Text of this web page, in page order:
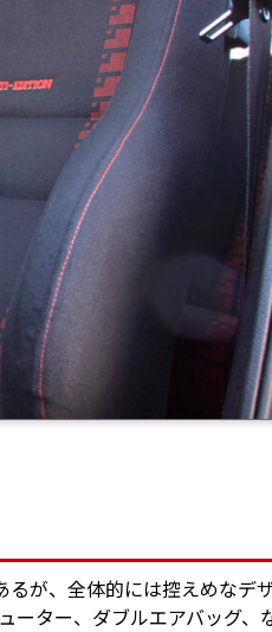
が、全体的には控えめなデ
ーター、ダブルエアバッグ、